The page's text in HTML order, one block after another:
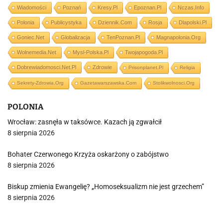
Wiadomości Poznań Kresy.pl Epoznan.pl Nczas.info
Polonia Publicystyka Dziennik.com Rosja Dlapolski.pl
Goniec.net Globalizacja TenPoznan.pl Magnapolonia.org
Wolnemedia.net Mysl-Polska.pl Twojapogoda.pl
Dobrewiadomosci.net.pl Zdrowie Prisonplanet.pl Religia
Sekrety-Zdrowia.org Gazetawarszawska.com Stolikwolnosci.org
POLONIA
Wrocław: zasnęła w taksówce. Kazach ją zgwałcił
8 sierpnia 2026
Bohater Czerwonego Krzyża oskarżony o zabójstwo
8 sierpnia 2026
Biskup zmienia Ewangelię? „Homoseksualizm nie jest grzechem”
8 sierpnia 2026